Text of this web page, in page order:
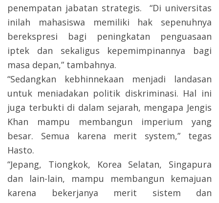
penempatan jabatan strategis. “Di universitas
inilah mahasiswa memiliki hak sepenuhnya
berekspresi bagi peningkatan penguasaan
iptek dan sekaligus kepemimpinannya bagi
masa depan,” tambahnya.
“Sedangkan kebhinnekaan menjadi landasan
untuk meniadakan politik diskriminasi. Hal ini
juga terbukti di dalam sejarah, mengapa Jengis
Khan mampu membangun imperium yang
besar. Semua karena merit system,” tegas
Hasto.
“Jepang, Tiongkok, Korea Selatan, Singapura
dan lain-lain, mampu membangun kemajuan
karena bekerjanya merit sistem dan